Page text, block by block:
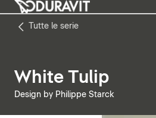
Tutte le serie
White Tulip
Design by Philippe Starck